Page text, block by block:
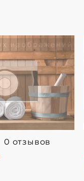
0 отзывов